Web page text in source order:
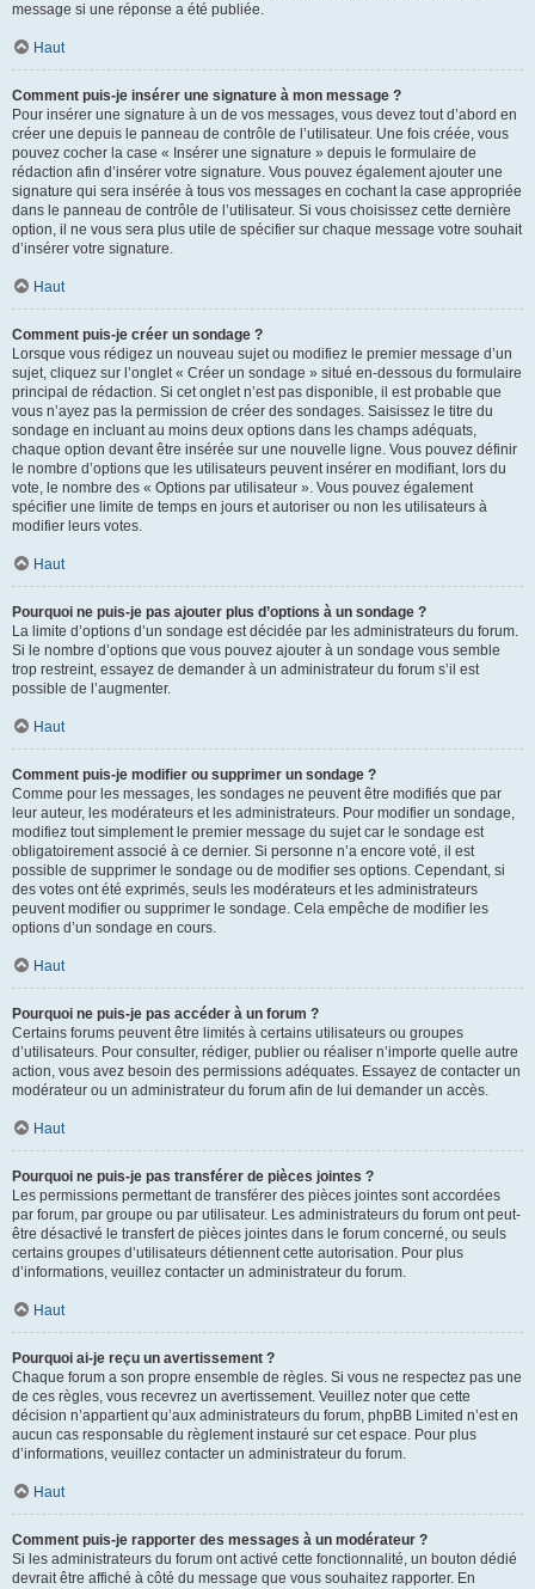
message si une réponse a été publiée.
Haut
Comment puis-je insérer une signature à mon message ?
Pour insérer une signature à un de vos messages, vous devez tout d’abord en
créer une depuis le panneau de contrôle de l’utilisateur. Une fois créée, vous
pouvez cocher la case « Insérer une signature » depuis le formulaire de
rédaction afin d’insérer votre signature. Vous pouvez également ajouter une
signature qui sera insérée à tous vos messages en cochant la case appropriée
dans le panneau de contrôle de l’utilisateur. Si vous choisissez cette dernière
option, il ne vous sera plus utile de spécifier sur chaque message votre souhait
d’insérer votre signature.
Haut
Comment puis-je créer un sondage ?
Lorsque vous rédigez un nouveau sujet ou modifiez le premier message d’un
sujet, cliquez sur l’onglet « Créer un sondage » situé en-dessous du formulaire
principal de rédaction. Si cet onglet n’est pas disponible, il est probable que
vous n’ayez pas la permission de créer des sondages. Saisissez le titre du
sondage en incluant au moins deux options dans les champs adéquats,
chaque option devant être insérée sur une nouvelle ligne. Vous pouvez définir
le nombre d’options que les utilisateurs peuvent insérer en modifiant, lors du
vote, le nombre des « Options par utilisateur ». Vous pouvez également
spécifier une limite de temps en jours et autoriser ou non les utilisateurs à
modifier leurs votes.
Haut
Pourquoi ne puis-je pas ajouter plus d’options à un sondage ?
La limite d’options d’un sondage est décidée par les administrateurs du forum.
Si le nombre d’options que vous pouvez ajouter à un sondage vous semble
trop restreint, essayez de demander à un administrateur du forum s’il est
possible de l’augmenter.
Haut
Comment puis-je modifier ou supprimer un sondage ?
Comme pour les messages, les sondages ne peuvent être modifiés que par
leur auteur, les modérateurs et les administrateurs. Pour modifier un sondage,
modifiez tout simplement le premier message du sujet car le sondage est
obligatoirement associé à ce dernier. Si personne n’a encore voté, il est
possible de supprimer le sondage ou de modifier ses options. Cependant, si
des votes ont été exprimés, seuls les modérateurs et les administrateurs
peuvent modifier ou supprimer le sondage. Cela empêche de modifier les
options d’un sondage en cours.
Haut
Pourquoi ne puis-je pas accéder à un forum ?
Certains forums peuvent être limités à certains utilisateurs ou groupes
d’utilisateurs. Pour consulter, rédiger, publier ou réaliser n’importe quelle autre
action, vous avez besoin des permissions adéquates. Essayez de contacter un
modérateur ou un administrateur du forum afin de lui demander un accès.
Haut
Pourquoi ne puis-je pas transférer de pièces jointes ?
Les permissions permettant de transférer des pièces jointes sont accordées
par forum, par groupe ou par utilisateur. Les administrateurs du forum ont peut-
être désactivé le transfert de pièces jointes dans le forum concerné, ou seuls
certains groupes d’utilisateurs détiennent cette autorisation. Pour plus
d’informations, veuillez contacter un administrateur du forum.
Haut
Pourquoi ai-je reçu un avertissement ?
Chaque forum a son propre ensemble de règles. Si vous ne respectez pas une
de ces règles, vous recevrez un avertissement. Veuillez noter que cette
décision n’appartient qu’aux administrateurs du forum, phpBB Limited n’est en
aucun cas responsable du règlement instauré sur cet espace. Pour plus
d’informations, veuillez contacter un administrateur du forum.
Haut
Comment puis-je rapporter des messages à un modérateur ?
Si les administrateurs du forum ont activé cette fonctionnalité, un bouton dédié
devrait être affiché à côté du message que vous souhaitez rapporter. En